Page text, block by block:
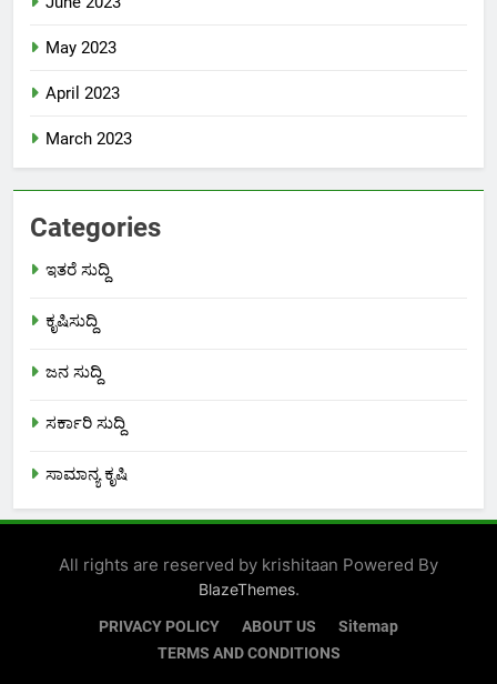
May 2023
April 2023
March 2023
Categories
ಇತರೆ ಸುದ್ದಿ
ಕೃಷಿಸುದ್ದಿ
ಜನ ಸುದ್ದಿ
ಸರ್ಕಾರಿ ಸುದ್ದಿ
ಸಾಮಾನ್ಯ ಕೃಷಿ
All rights are reserved by krishitaan Powered By
BlazeThemes.
PRIVACY POLICY ABOUT US
Sitemap
TERMS AND CONDITIONS